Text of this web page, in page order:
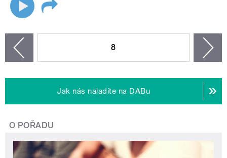
8
Jak nás naladíte na DABu
O POŘADU